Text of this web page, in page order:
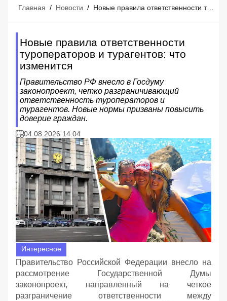
Главная / Новости / Новые правила ответственности туроператоров и турагентов: что изменится
Новые правила ответственности
туроператоров и турагентов: что
изменится
Правительство РФ внесло в Госдуму
законопроект, четко разграничивающий
ответственность туроператоров и
турагентов. Новые нормы призваны повысить
доверие граждан.
04.08.2026 14:04
Интересное
Правительство Российской Федерации внесло на
рассмотрение Государственной Думы
законопроект, направленный на четкое
разграничение ответственности между